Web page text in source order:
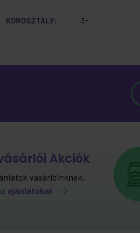
KOROSZTÁLY: 3+
Akciók
vásárlóinknak.
ajánlatokat